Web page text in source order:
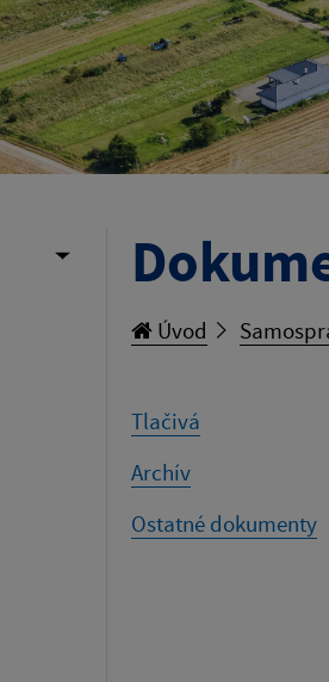
Úvod
Tlačivá
Archív
Ostatné dokumenty